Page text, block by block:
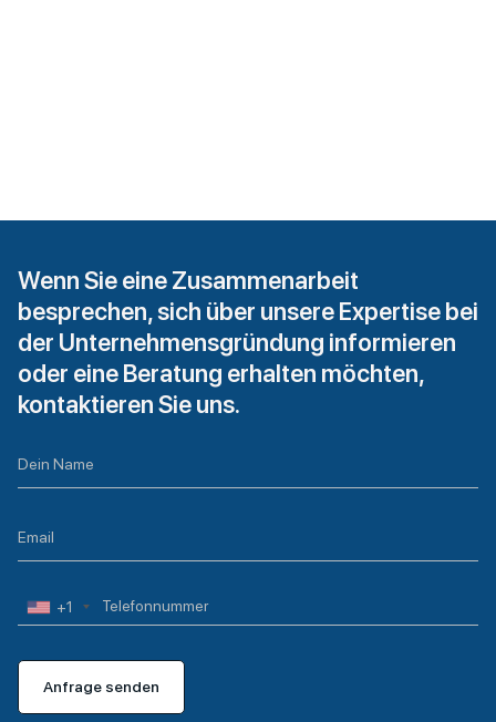
Wenn Sie eine Zusammenarbeit
besprechen, sich über unsere Expertise bei
der Unternehmensgründung informieren
oder eine Beratung erhalten möchten,
kontaktieren Sie uns.
+1
Anfrage senden